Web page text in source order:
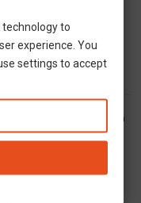
Köln-
Petra
call
to
experience. You
settings to accept